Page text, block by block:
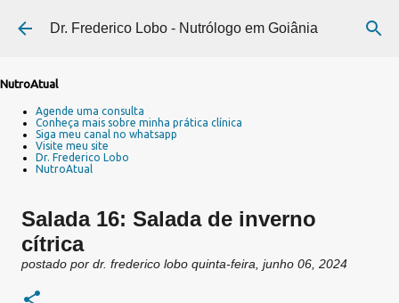
Pular para o conteúdo principal
Dr. Frederico Lobo - Nutrólogo em Goiânia
NutroAtual
Agende uma consulta
Conheça mais sobre minha prática clínica
Siga meu canal no whatsapp
Visite meu site
Dr. Frederico Lobo
NutroAtual
Salada 16: Salada de inverno
cítrica
postado por dr. frederico lobo quinta-feira, junho 06, 2024